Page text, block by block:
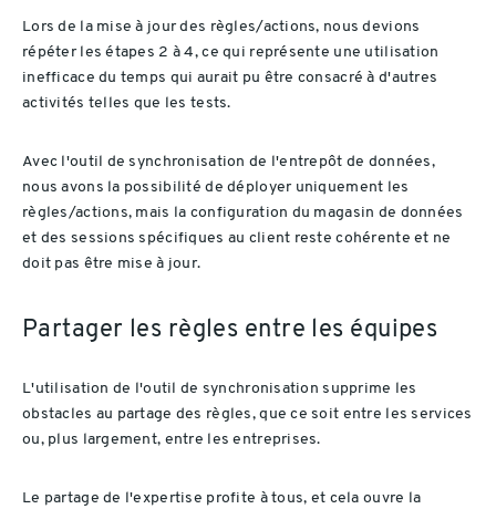
Lors de la mise à jour des règles/actions, nous devions
répéter les étapes 2 à 4, ce qui représente une utilisation
inefficace du temps qui aurait pu être consacré à d'autres
activités telles que les tests.
Avec l'outil de synchronisation de l'entrepôt de données,
nous avons la possibilité de déployer uniquement les
règles/actions, mais la configuration du magasin de données
et des sessions spécifiques au client reste cohérente et ne
doit pas être mise à jour.
Partager les règles entre les équipes
L'utilisation de l'outil de synchronisation supprime les
obstacles au partage des règles, que ce soit entre les services
ou, plus largement, entre les entreprises.
Le partage de l'expertise profite à tous, et cela ouvre la